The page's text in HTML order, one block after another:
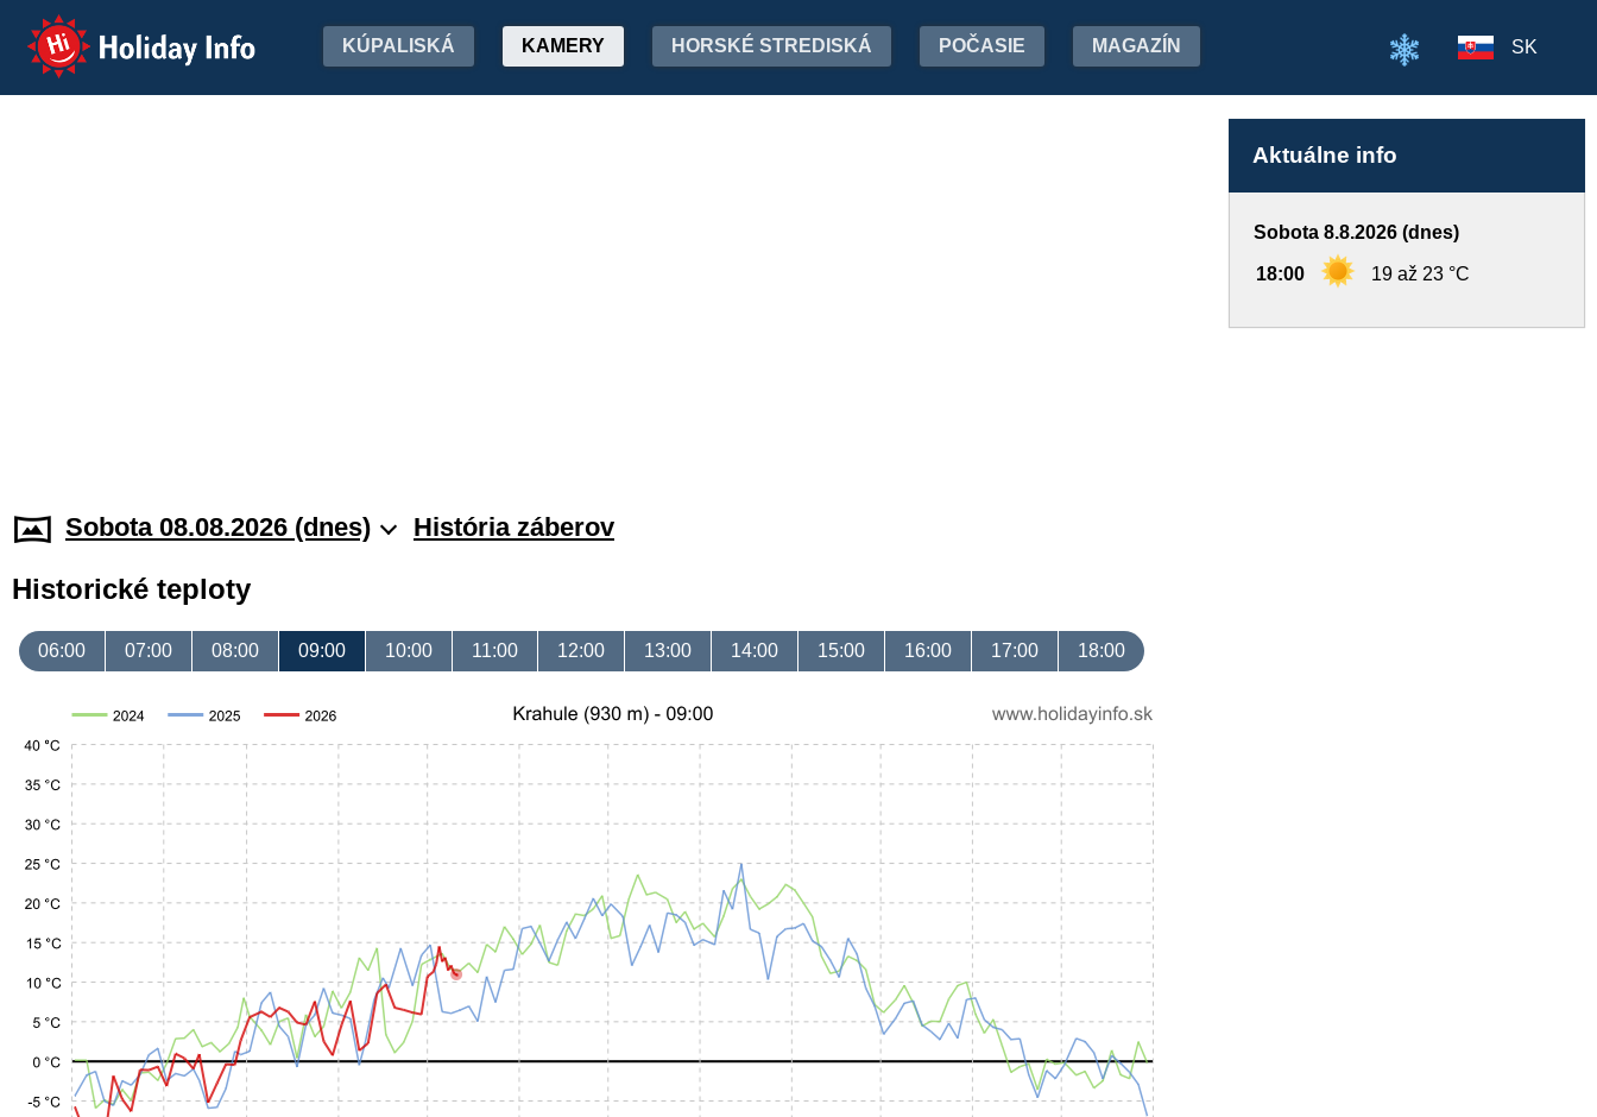
Holiday Info KÚPALISKÁ KAMERY HORSKÉ STREDISKÁ POČASIE MAGAZÍN SK
Aktuálne info
Sobota 8.8.2026 (dnes)
18:00 19 až 23 °C
Sobota 08.08.2026 (dnes) História záberov
Historické teploty
06:00 07:00 08:00 09:00 10:00 11:00 12:00 13:00 14:00 15:00 16:00 17:00 18:00